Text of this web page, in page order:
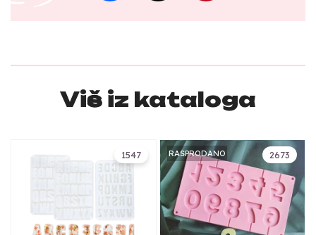
Više iz kataloga
1547 2673
RASPRODANO